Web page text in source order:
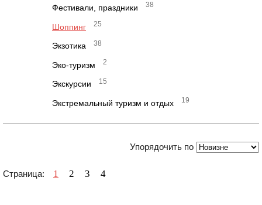
Фестивали, праздники 38
Шоппинг 25
Экзотика 38
Эко-туризм 2
Экскурсии 15
Экстремальный туризм и отдых 19
Упорядочить по
Страница: 1 2 3 4